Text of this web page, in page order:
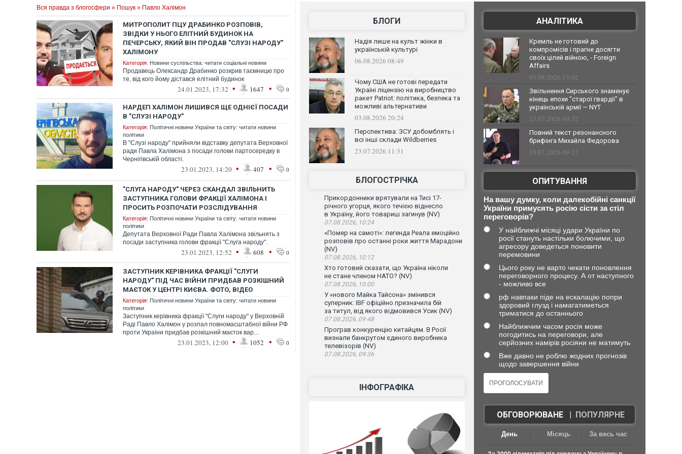
Вся правда з блогосфери » Пошук » Павло Халімон
МИТРОПОЛИТ ПЦУ ДРАБИНКО РОЗПОВІВ,
ЗВІДКИ У НЬОГО ЕЛІТНИЙ БУДИНОК НА
ПЕЧЕРСЬКУ, ЯКИЙ ВІН ПРОДАВ "СЛУЗІ НАРОДУ"
ХАЛІМОНУ
Категорія: Новини суспільства: читати соціальні новини
Продавець Олександр Драбинко розкрив таємницю про
те, від кого йому дістався елітний будинок
24.01.2023, 17:32 • 1647 • 0
НАРДЕП ХАЛІМОН ЛИШИВСЯ ЩЕ ОДНІЄЇ ПОСАДИ
В "СЛУЗІ НАРОДУ"
Категорія: Політичні новини України та світу: читати новини
політики
В "Слузі народу" прийняли відставку депутата Верховної
ради Павла Халімона з посади голови партосередку в
Чернігівській області.
23.01.2023, 14:20 • 407 • 0
"СЛУГА НАРОДУ" ЧЕРЕЗ СКАНДАЛ ЗВІЛЬНИТЬ
ЗАСТУПНИКА ГОЛОВИ ФРАКЦІЇ ХАЛІМОНА І
ПРОСИТЬ РОЗПОЧАТИ РОЗСЛІДУВАННЯ
Категорія: Політичні новини України та світу: читати новини
політики
Депутата Верховної Ради Павла Халімона звільнять з
посади заступника голови фракції "Слуга народу".
23.01.2023, 12:52 • 608 • 0
ЗАСТУПНИК КЕРІВНИКА ФРАКЦІЇ "СЛУГИ
НАРОДУ" ПІД ЧАС ВІЙНИ ПРИДБАВ РОЗКІШНИЙ
МАЄТОК У ЦЕНТРІ КИЄВА. ФОТО, ВІДЕО
Категорія: Політичні новини України та світу: читати новини
політики
Заступник керівника фракції "Слуги народу" у Верховній
Раді Павло Халімон у розпал повномасштабної війни РФ
проти України придбав розкішний маєток вар...
23.01.2023, 12:00 • 1052 • 0
БЛОГИ
Надія лише на культ жінки в
українській культурі
06.08.2026 08:49
Чому США не готові передати
Україні ліцензію на виробництво
ракет Patriot: політика, безпека та
можливі альтернативи
03.08.2026 20:24
Перспектива: ЗСУ добомблять і
всі інші склади Wildberries
23.07.2026 11:31
БЛОГОСТРІЧКА
Прикордонники врятували на Тисі 17-
річного угорця, якого течією віднесло
в Україну, його товариш загинув (NV)
07.08.2026, 10:24
«Помер на самоті»: легенда Реала емоційно
розповів про останні роки життя Марадони
(NV)
07.08.2026, 10:12
Хто готовий сказати, що Україна ніколи
не стане членом НАТО? (NV)
07.08.2026, 10:00
У «нового Майка Тайсона» змінився
суперник: IBF офіційно призначила бій
за титул, від якого відмовився Усик (NV)
07.08.2026, 09:48
Програв конкуренцію китайцям. В Росії
визнали банкрутом єдиного виробника
телевізорів (NV)
07.08.2026, 09:36
ІНФОГРАФІКА
АНАЛІТИКА
Кремль не готовий до
компромісів і прагне досягти
своїх цілей війною, - Foreign
Affairs
03.08.2026 13:02
Звільнення Сирського знаменує
кінець епохи "старої гвардії" в
українській армії — NYT
23.07.2026 10:32
Повний текст резонансного
брифінга Михайла Федорова
18.07.2026 09:27
ОПИТУВАННЯ
На вашу думку, коли далекобійні санкції
України примусять росію сісти за стіл
переговорів?
У найближчі місяці удари України по
росії стануть настільки болючими, що
агресору доведеться поновити
перемовини
Цього року не варто чекати поновлення
переговорного процесу. А от наступного
- можливо все
рф навпаки піде на ескалацію попри
здоровий глузд і намагатиметься
триматися до останнього
Найближчим часом росія може
погодитись на переговори, але
серйозних намірів росіяни не матимуть
Вже давно не роблю жодних прогнозів
щодо завершення війни
ОБГОВОРЮВАНЕ| ПОПУЛЯРНЕ
День Місяць За весь час